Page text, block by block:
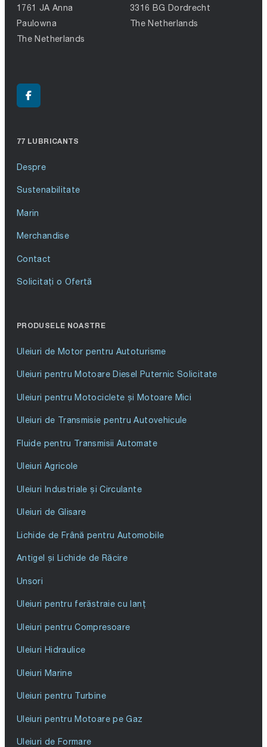
1761 JA Anna
Paulowna
The Netherlands
3316 BG Dordrecht
The Netherlands
77 LUBRICANTS
Despre
Sustenabilitate
Marin
Merchandise
Contact
Solicitați o Ofertă
PRODUSELE NOASTRE
Uleiuri de Motor pentru Autoturisme
Uleiuri pentru Motoare Diesel Puternic Solicitate
Uleiuri pentru Motociclete și Motoare Mici
Uleiuri de Transmisie pentru Autovehicule
Fluide pentru Transmisii Automate
Uleiuri Agricole
Uleiuri Industriale și Circulante
Uleiuri de Glisare
Lichide de Frână pentru Automobile
Antigel și Lichide de Răcire
Unsori
Uleiuri pentru ferăstraie cu lanț
Uleiuri pentru Compresoare
Uleiuri Hidraulice
Uleiuri Marine
Uleiuri pentru Turbine
Uleiuri pentru Motoare pe Gaz
Uleiuri de Formare